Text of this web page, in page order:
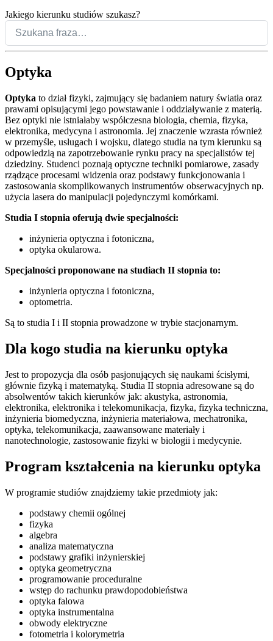
Jakiego kierunku studiów szukasz?
Optyka
Optyka to dział fizyki, zajmujący się badaniem natury światła oraz
prawami opisującymi jego powstawanie i oddziaływanie z materią.
Bez optyki nie istniałaby współczesna biologia, chemia, fizyka,
elektronika, medycyna i astronomia. Jej znaczenie wzrasta również
w przemyśle, usługach i wojsku, dlatego studia na tym kierunku są
odpowiedzią na zapotrzebowanie rynku pracy na specjalistów tej
dziedziny. Studenci poznają optyczne techniki pomiarowe, zasady
rządzące procesami widzenia oraz podstawy funkcjonowania i
zastosowania skomplikowanych instrumentów obserwacyjnych np.
użycia lasera do manipulacji pojedynczymi komórkami.
Studia I stopnia oferują dwie specjalności:
inżynieria optyczna i fotoniczna,
optyka okularowa.
Specjalności proponowane na studiach II stopnia to:
inżynieria optyczna i fotoniczna,
optometria.
Są to studia I i II stopnia prowadzone w trybie stacjonarnym.
Dla kogo studia na kierunku optyka
Jest to propozycja dla osób pasjonujących się naukami ścisłymi,
głównie fizyką i matematyką. Studia II stopnia adresowane są do
absolwentów takich kierunków jak: akustyka, astronomia,
elektronika, elektronika i telekomunikacja, fizyka, fizyka techniczna,
inżynieria biomedyczna, inżynieria materiałowa, mechatronika,
optyka, telekomunikacja, zaawansowane materiały i
nanotechnologie, zastosowanie fizyki w biologii i medycynie.
Program kształcenia na kierunku optyka
W programie studiów znajdziemy takie przedmioty jak:
podstawy chemii ogólnej
fizyka
algebra
analiza matematyczna
podstawy grafiki inżynierskiej
optyka geometryczna
programowanie proceduralne
wstęp do rachunku prawdopodobieństwa
optyka falowa
optyka instrumentalna
obwody elektryczne
fotometria i kolorymetria